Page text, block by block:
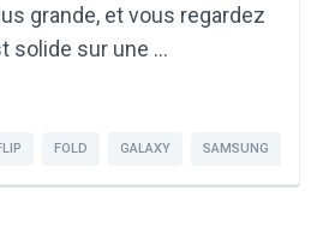
grande, et vous regardez
solide sur une …
FOLD GALAXY SAMSUNG